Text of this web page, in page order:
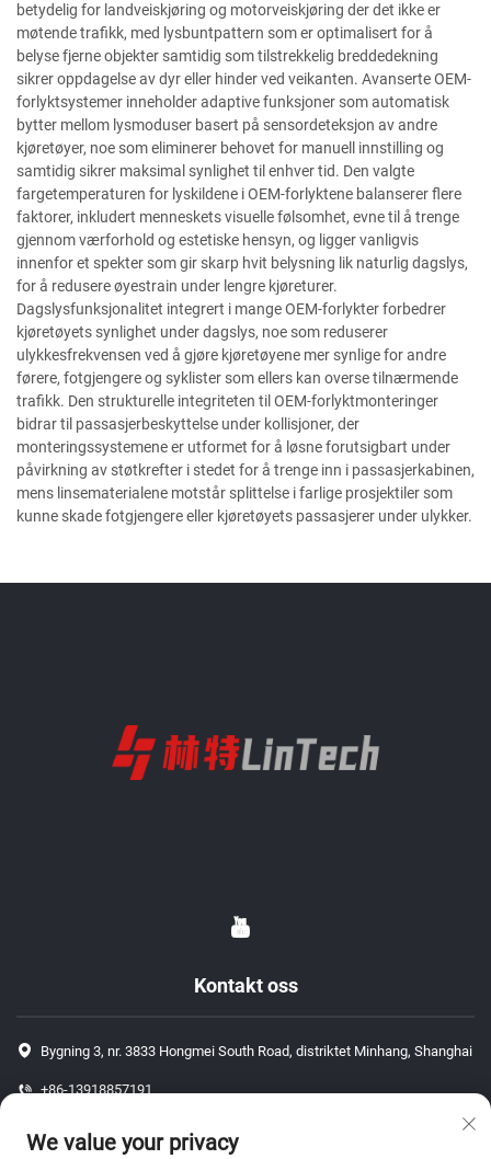
betydelig for landveiskjøring og motorveiskjøring der det ikke er
møtende trafikk, med lysbuntpattern som er optimalisert for å
belyse fjerne objekter samtidig som tilstrekkelig breddedekning
sikrer oppdagelse av dyr eller hinder ved veikanten. Avanserte OEM-
forlyktsystemer inneholder adaptive funksjoner som automatisk
bytter mellom lysmoduser basert på sensordeteksjon av andre
kjøretøyer, noe som eliminerer behovet for manuell innstilling og
samtidig sikrer maksimal synlighet til enhver tid. Den valgte
fargetemperaturen for lyskildene i OEM-forlyktene balanserer flere
faktorer, inkludert menneskets visuelle følsomhet, evne til å trenge
gjennom værforhold og estetiske hensyn, og ligger vanligvis
innenfor et spekter som gir skarp hvit belysning lik naturlig dagslys,
for å redusere øyestrain under lengre kjøreturer.
Dagslysfunksjonalitet integrert i mange OEM-forlykter forbedrer
kjøretøyets synlighet under dagslys, noe som reduserer
ulykkesfrekvensen ved å gjøre kjøretøyene mer synlige for andre
førere, fotgjengere og syklister som ellers kan overse tilnærmende
trafikk. Den strukturelle integriteten til OEM-forlyktmonteringer
bidrar til passasjerbeskyttelse under kollisjoner, der
monteringssystemene er utformet for å løsne forutsigbart under
påvirkning av støtkrefter i stedet for å trenge inn i passasjerkabinen,
mens linsematerialene motstår splittelse i farlige prosjektiler som
kunne skade fotgjengere eller kjøretøyets passasjerer under ulykker.
Kontakt oss
Bygning 3, nr. 3833 Hongmei South Road, distriktet Minhang, Shanghai
+86-13918857191
[email protected]
We value your privacy